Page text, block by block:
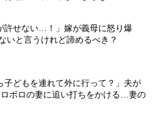
許せない…！」嫁が義母に怒り爆
いと言うけれど諦めるべき？
子どもを連れて外に行って？」夫が
ボロの妻に追い打ちをかける…妻の